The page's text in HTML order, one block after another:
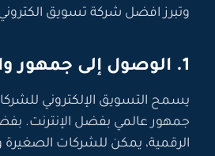
وتبرز افضل شركة تسويق
1. الوصول إلى جمهور واسع
يسمح التسويق الإلكتروني
جمهور عالمي بفضل الإنترنت.
الرقمية، يمكن للشركات